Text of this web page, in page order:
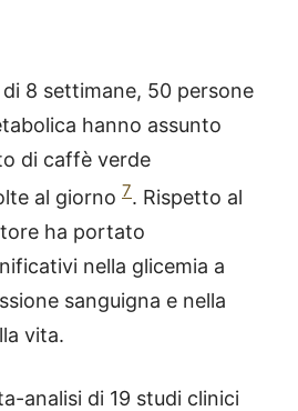
8 settimane, 50 persone
hanno assunto
di caffè verde
al giorno 7. Rispetto al
ha portato
nella glicemia a
sanguigna e nella
vita.
analisi di 19 studi clinici